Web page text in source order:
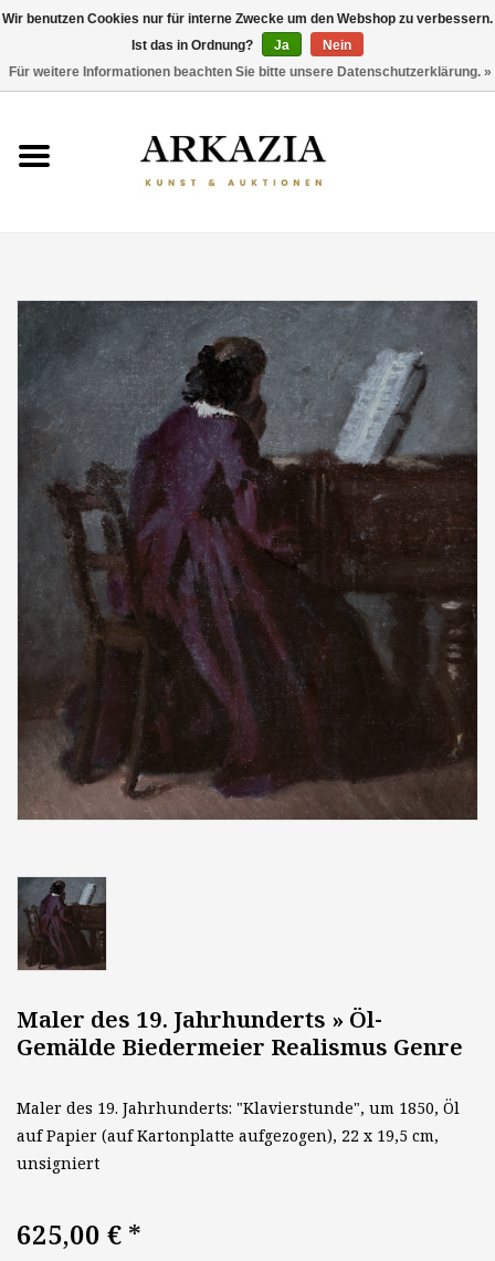
AKTUELLER KATALOG
THEMEN
ENTDECKEN
Maler des 19. Jahrhunderts » Öl-
Gemälde Biedermeier Realismus Genre
Maler des 19. Jahrhunderts: "Klavierstunde", um 1850, Öl
auf Papier (auf Kartonplatte aufgezogen), 22 x 19,5 cm,
unsigniert
625,00 € *
Wir benutzen Cookies nur für interne Zwecke um den Webshop zu verbessern.
Ist das in Ordnung?
Ja
Nein
Für weitere Informationen beachten Sie bitte unsere Datenschutzerklärung. »